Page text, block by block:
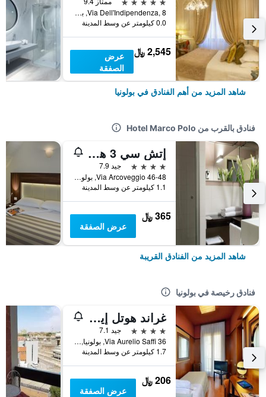
Via Dell'Indipendenza, 8, بولونيا, مقاطعة بولونيا, إيطاليا
0.0 كيلومتر عن وسط المدينة
2,545 ﷼
عرض
الصفقة
شاهد المزيد من أهم الفنادق في بولونيا
فنادق بالقرب من Hotel Marco Polo
إتش سي 3 هوتل
4 نجوم
جيد 7.9
Via Arcoveggio 46-48, بولونيا, مقاطعة بولونيا, إيطاليا
1.1 كيلومتر عن وسط المدينة
365 ﷼
عرض الصفقة
شاهد المزيد من الفنادق القريبة
فنادق رخيصة في بولونيا
غراند هوتل إيليت
4 نجوم
جيد 7.1
Via Aurelio Saffi 36, بولونيا, مقاطعة بولونيا, إيطاليا
1.7 كيلومتر عن وسط المدينة
206 ﷼
عرض الصفقة